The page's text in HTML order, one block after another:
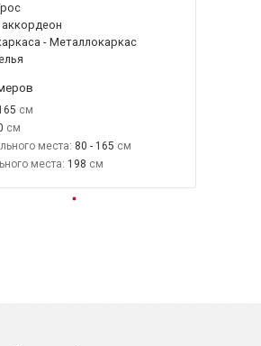
- Металлокаркас
места: 80 - 165
места: 198